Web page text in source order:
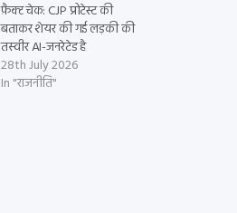
फ़ैक्ट चेक: CJP प्रोटेस्ट की
बताकर शेयर की गई लड़की की
तस्वीर AI-जनरेटेड है
28th July 2026
In "राजनीति"